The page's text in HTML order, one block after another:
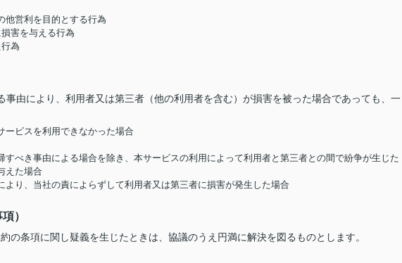
他営利を目的とする行為
害を与える行為
為
事由により、利用者又は第三者（他の利用者を含む）が損害を被った場合であっても、一
ビスを利用できなかった場合
べき事由による場合を除き、本サービスの利用によって利用者と第三者との間で紛争が生じた
えた場合
り、当社の責によらずして利用者又は第三者に損害が発生した場合
）
の条項に関し疑義を生じたときは、協議のうえ円満に解決を図るものとします。